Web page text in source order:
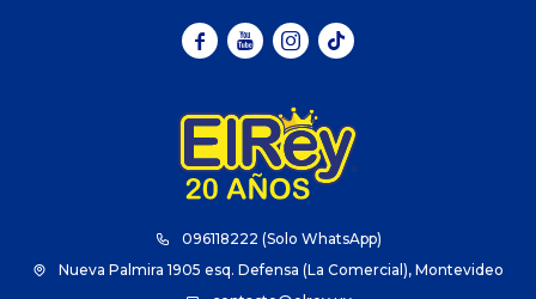
096118222 (Solo WhatsApp)
Nueva Palmira 1905 esq. Defensa (La Comercial), Montevideo
  